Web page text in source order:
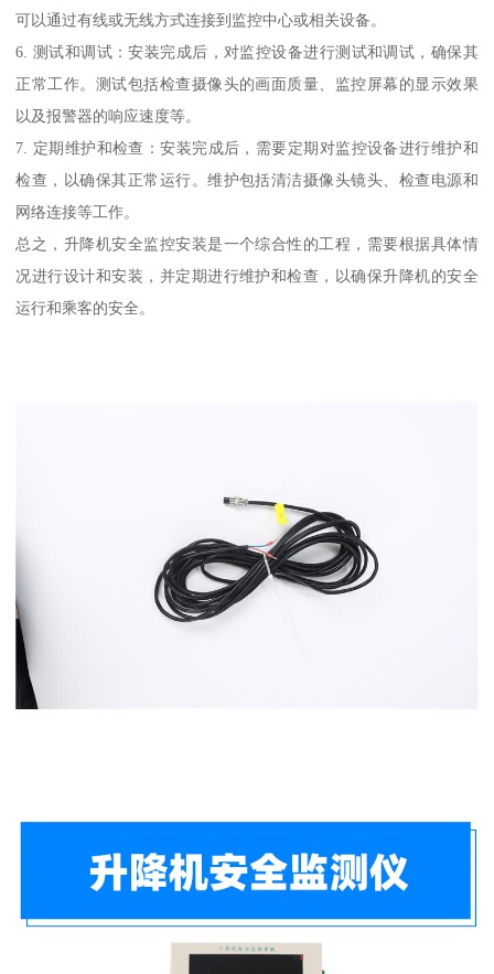
可以通过有线或无线方式连接到监控中心或相关设备。
6. 测试和调试：安装完成后，对监控设备进行测试和调试，确保其
正常工作。测试包括检查摄像头的画面质量、监控屏幕的显示效果
以及报警器的响应速度等。
7. 定期维护和检查：安装完成后，需要定期对监控设备进行维护和
检查，以确保其正常运行。维护包括清洁摄像头镜头、检查电源和
网络连接等工作。
总之，升降机安全监控安装是一个综合性的工程，需要根据具体情
况进行设计和安装，并定期进行维护和检查，以确保升降机的安全
运行和乘客的安全。